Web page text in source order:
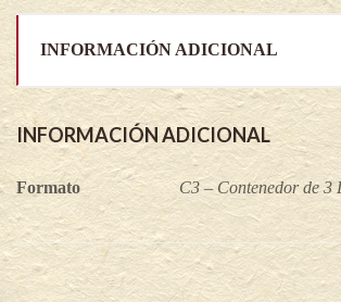
INFORMACIÓN ADICIONAL
INFORMACIÓN ADICIONAL
Formato C3 – Contenedor de 3